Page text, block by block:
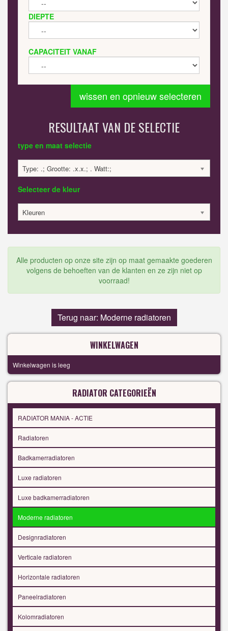
DIEPTE
CAPACITEIT VANAF
wissen en opnieuw selecteren
RESULTAAT VAN DE SELECTIE
type en maat selectie
Type: .; Grootte: .x.x.; . Watt:;
Selecteer de kleur
Kleuren
Alle producten op onze site zijn op maat gemaakte goederen
volgens de behoeften van de klanten en ze zijn niet op
voorraad!
Terug naar: Moderne radiatoren
WINKELWAGEN
Winkelwagen is leeg
RADIATOR CATEGORIEËN
RADIATOR MANIA - ACTIE
Radiatoren
Badkamerradiatoren
Luxe radiatoren
Luxe badkamerradiatoren
Moderne radiatoren
Designradiatoren
Verticale radiatoren
Horizontale radiatoren
Paneelradiatoren
Kolomradiatoren